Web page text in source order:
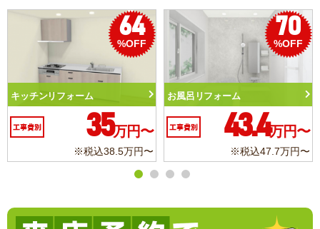
円〜
70
%OFF
お風呂リフォーム
43.4万円〜
※税込47.7万円〜
トイレリフォーム
工事費別 10.3
※税込11.3